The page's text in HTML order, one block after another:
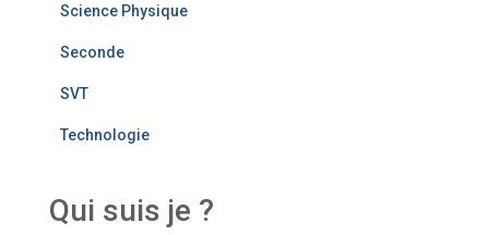
Science Physique
Seconde
SVT
Technologie
Qui suis je ?